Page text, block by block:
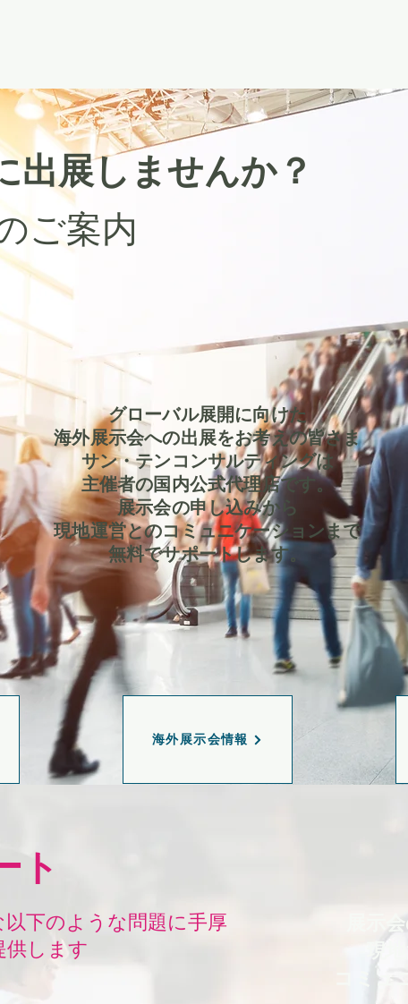
出展しませんか？
ご案内
グローバル展開に向けた
海外展示会への出展をお考えの皆さま
サン・テンコンサルティングは
主催者の国内公式代理店です。
展示会の申し込みから
現地運営とのコミュニケーションまで
無料でサポートします。
海外展示会情報
ト
下のような問題に手厚
供します
展示
現
コミ